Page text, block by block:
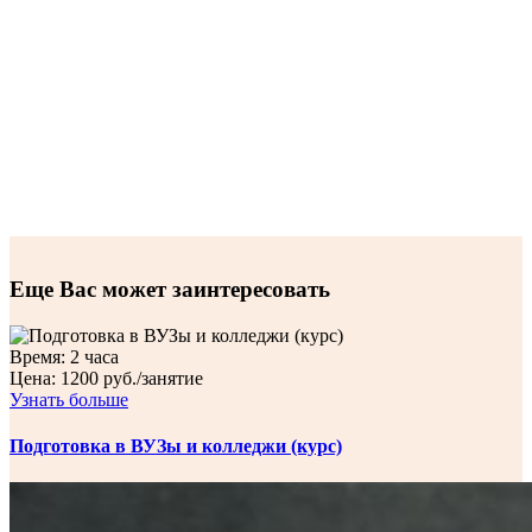
Еще Вас может заинтересовать
Время: 2 часа
Цена: 1200 руб./занятие
Узнать больше
Подготовка в ВУЗы и колледжи (курс)